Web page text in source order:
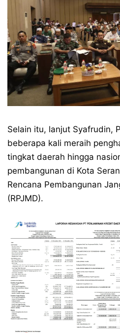
Selain itu, lanjut Syafrudin,
beberapa kali meraih
tingkat daerah hingga
pembangunan di Kota
Rencana Pembangunan
(RPJMD).